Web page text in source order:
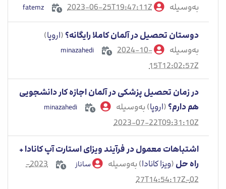
به‌وسیله
2023-06-25T19:47:11Z
دوستان تحصیل در آلمان کاملا رایگانه؟ (اروپا)
به‌وسیله
2024-10-
15T12:02:57Z
در زمان تحصیل پزشکی در آلمان اجازه کار دانشجویی
هم دارم؟ (اروپا) به‌وسیله
2023-07-22T09:31:10Z
اشتباهات معمول در فرآیند ویزای استارت آپ کانادا +
راه حل (ویزا کانادا) به‌وسیله ساناز
2023-
02-27T14:54:17Z